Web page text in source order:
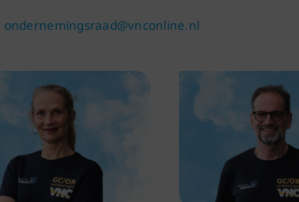
ondernemingsraad@vnconline.nl